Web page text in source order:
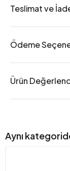
Teslimat ve
Ödeme
Ürün
Aynı